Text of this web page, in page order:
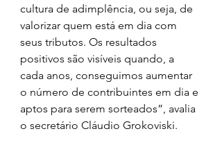
cultura de adimplência, ou seja, de
valorizar quem está em dia com
seus tributos. Os resultados
positivos são visíveis quando, a
cada anos, conseguimos aumentar
o número de contribuintes em dia e
aptos para serem sorteados”, avalia
o secretário Cláudio Grokoviski.